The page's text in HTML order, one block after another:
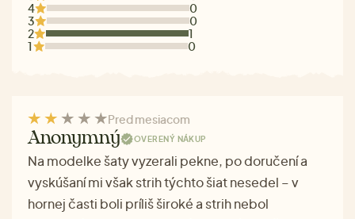
4
0
3
0
2
1
1
0
Pred mesiacom
Anonymný OVERENÝ NÁKUP
Na modelke šaty vyzerali pekne, po doručení a
vyskúšaní mi však strih týchto šiat nesedel – v
hornej časti boli príliš široké a strih nebol